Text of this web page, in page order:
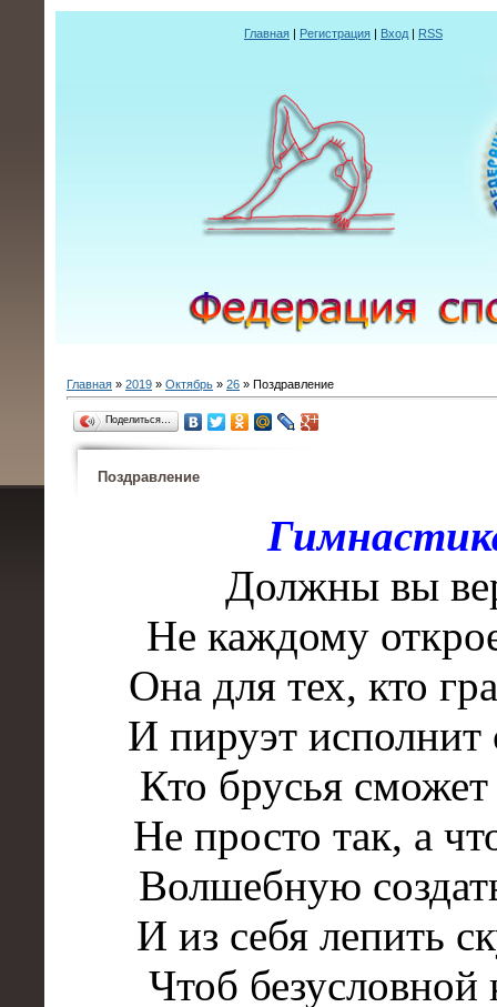
Главная | Регистрация | Вход | RSS
Главная » 2019 » Октябрь » 26 » Поздравление
Поделиться…
Поздравление
Должны вы
Не каждому
Она для тех, кто
И пируэт
Кто брусья сможет
Не просто так, а
Волшебную
И из себя лепить
Чтоб безусловной